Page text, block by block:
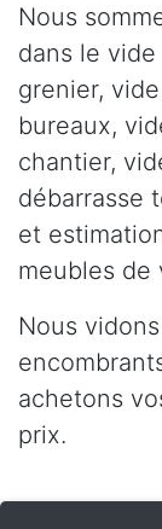
Nous
dans le
grenier,
bureaux,
chantier,
débarrasse
et
meubles de
Nous
achetons
prix.